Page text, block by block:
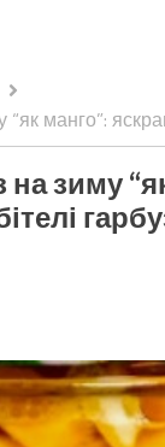
манго”:
зиму